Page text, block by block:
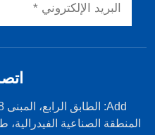
المنطقة الصناعية